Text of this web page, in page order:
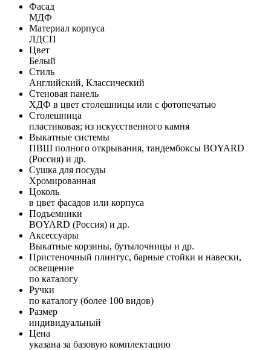
Фасад
МДФ
Материал корпуса
ЛДСП
Цвет
Белый
Стиль
Английский, Классический
Стеновая панель
ХДФ в цвет столешницы или с фотопечатью
Столешница
пластиковая; из искусственного камня
Выкатные системы
ПВШ полного открывания, тандембоксы BOYARD
(Россия) и др.
Сушка для посуды
Хромированная
Цоколь
в цвет фасадов или корпуса
Подъемники
BOYARD (Россия) и др.
Аксессуары
Выкатные корзины, бутылочницы и др.
Пристеночный плинтус, барные стойки и навески,
освещение
по каталогу
Ручки
по каталогу (более 100 видов)
Размер
индивидуальный
Цена
указана за базовую комплектацию